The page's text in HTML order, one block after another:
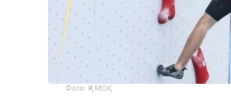
Фото: ҚР МОҚ